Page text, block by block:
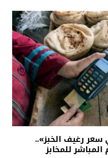
سعر رغيف الخبز»..
للمخابز